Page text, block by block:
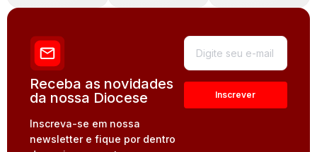
Receba as novidades
da nossa Diocese
Inscreva-se em nossa
newsletter e fique por dentro